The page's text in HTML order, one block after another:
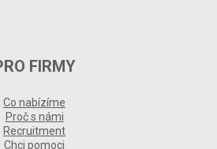
FIRMY
Co nabízíme
Proč s námi
Recruitment
Chci pomoci